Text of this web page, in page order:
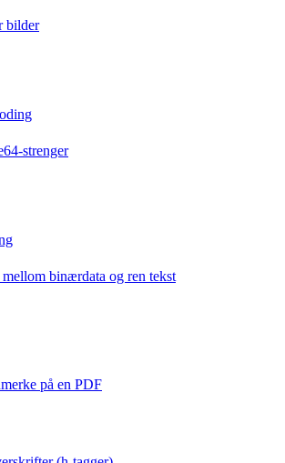
bilder
strenger
binærdata og ren tekst
på en PDF